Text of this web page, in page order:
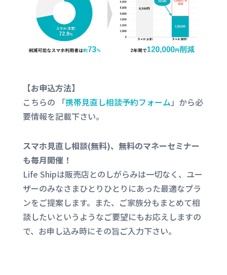
【お申込方法】
こちらの 「携帯見直し相談予約フォーム」から必
要情報を記載下さい。
スマホ見直し相談(無料)、無料のマネーセミナー
も毎月開催！
Life Shipは販売店とのしがらみは一切なく、ユー
ザーのみなさまひとりひとりにあった最適なプラ
ンをご提案します。また、ご家族分もまとめて相
談したいというようなご要望にもお応えしますの
で、お申し込み時にその旨ご入力下さい。